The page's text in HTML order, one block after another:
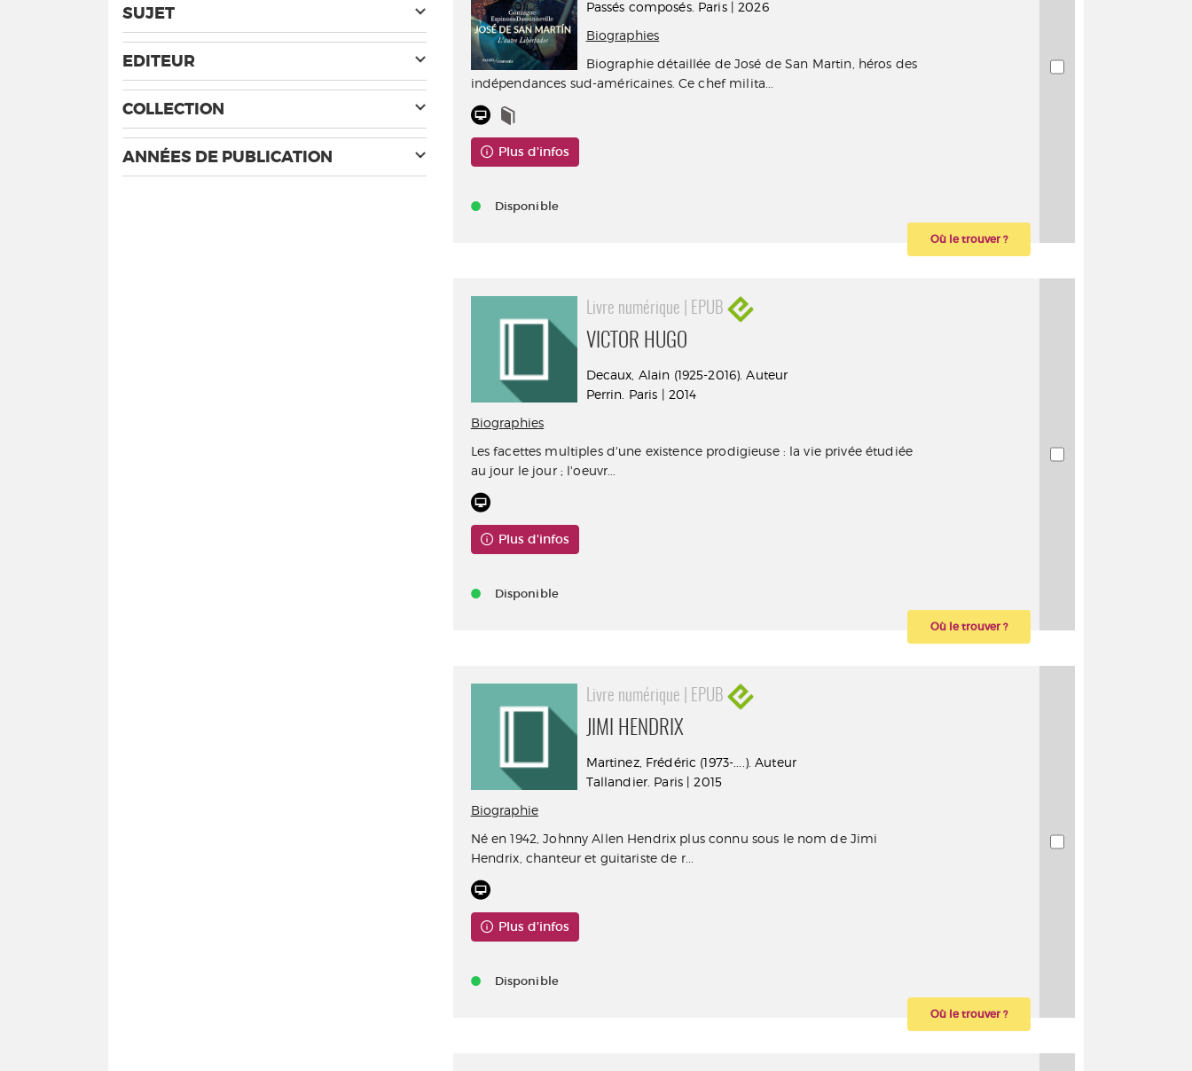
Passés composés. Paris | 2026
Biographies
Biographie détaillée de José de San Martin, héros des
indépendances sud-américaines. ​Ce chef milita...
Plus d'infos
Disponible
Où le trouver ?
Livre numérique | EPUB
VICTOR HUGO
Decaux, Alain (1925-2016). Auteur
Perrin. Paris | 2014
Biographies
Les facettes multiples d'une existence prodigieuse : la vie privée étudiée
au jour le jour ; l'oeuvr...
Plus d'infos
Disponible
Où le trouver ?
Livre numérique | EPUB
JIMI HENDRIX
Martinez, Frédéric (1973-....). Auteur
Tallandier. Paris | 2015
Biographie
Né en 1942, Johnny Allen Hendrix plus connu sous le nom de Jimi
Hendrix, chanteur et guitariste de r...
Plus d'infos
Disponible
Où le trouver ?
SUJET
EDITEUR
COLLECTION
ANNÉES DE PUBLICATION